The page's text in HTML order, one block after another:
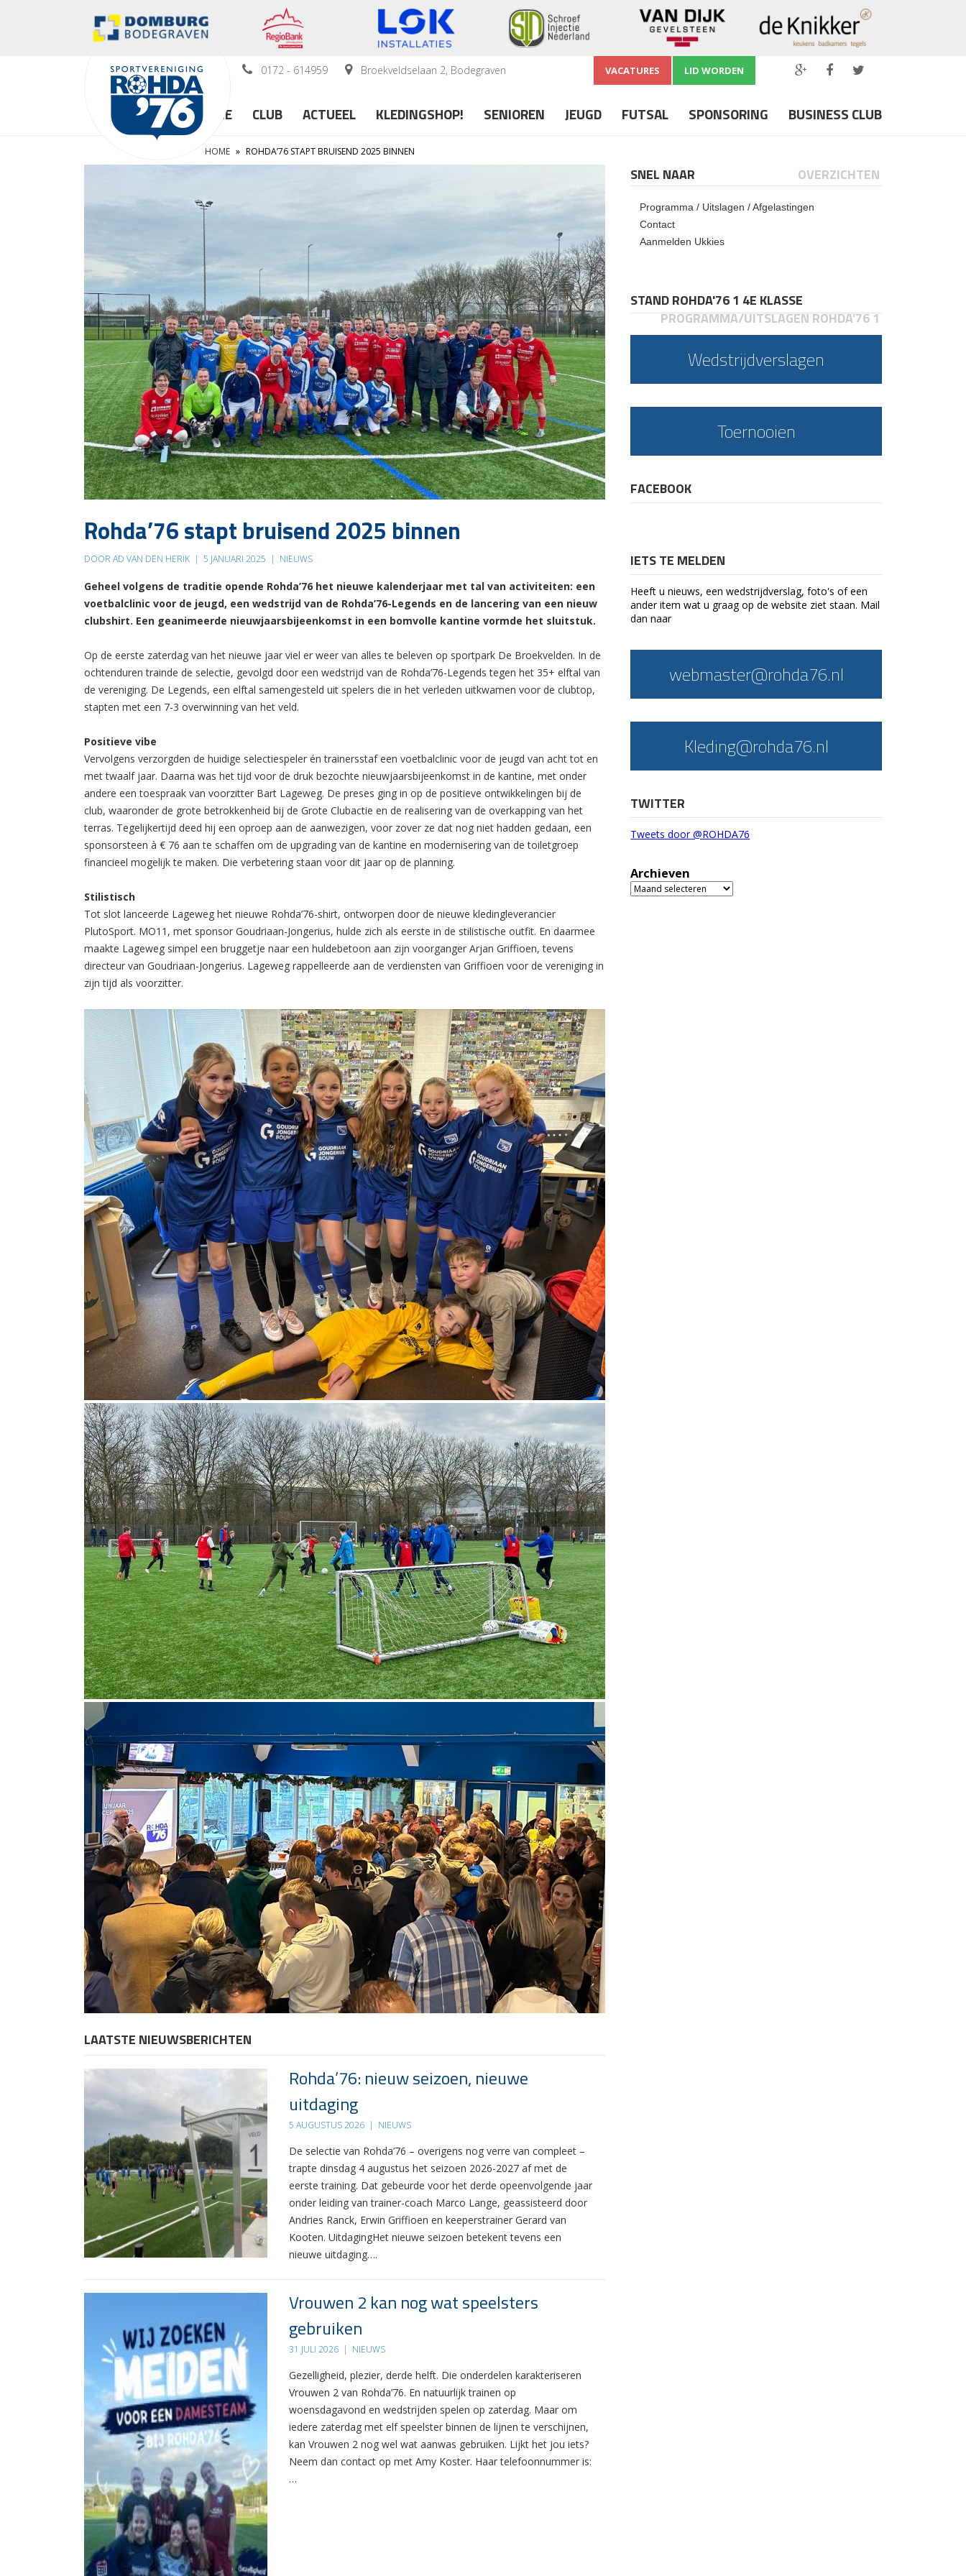
0172 - 614959 Broekveldselaan 2, Bodegraven VACATURES LID WORDEN
HOME CLUB ACTUEEL KLEDINGSHOP! SENIOREN JEUGD FUTSAL SPONSORING BUSINESS CLUB
HOME » ROHDA’76 STAPT BRUISEND 2025 BINNEN
Rohda’76 stapt bruisend 2025 binnen
DOOR AD VAN DEN HERIK | 5 JANUARI 2025 | NIEUWS
Geheel volgens de traditie opende Rohda’76 het nieuwe kalenderjaar met tal van activiteiten: een
voetbalclinic voor de jeugd, een wedstrijd van de Rohda’76-Legends en de lancering van een nieuw
clubshirt. Een geanimeerde nieuwjaarsbijeenkomst in een bomvolle kantine vormde het sluitstuk.
Op de eerste zaterdag van het nieuwe jaar viel er weer van alles te beleven op sportpark De Broekvelden. In de
ochtenduren trainde de selectie, gevolgd door een wedstrijd van de Rohda’76-Legends tegen het 35+ elftal van
de vereniging. De Legends, een elftal samengesteld uit spelers die in het verleden uitkwamen voor de clubtop,
stapten met een 7-3 overwinning van het veld.
Positieve vibe
Vervolgens verzorgden de huidige selectiespeler én trainersstaf een voetbalclinic voor de jeugd van acht tot en
met twaalf jaar. Daarna was het tijd voor de druk bezochte nieuwjaarsbijeenkomst in de kantine, met onder
andere een toespraak van voorzitter Bart Lageweg. De preses ging in op de positieve ontwikkelingen bij de
club, waaronder de grote betrokkenheid bij de Grote Clubactie en de realisering van de overkapping van het
terras. Tegelijkertijd deed hij een oproep aan de aanwezigen, voor zover ze dat nog niet hadden gedaan, een
sponsorsteen à € 76 aan te schaffen om de upgrading van de kantine en modernisering van de toiletgroep
financieel mogelijk te maken. Die verbetering staan voor dit jaar op de planning.
Stilistisch
Tot slot lanceerde Lageweg het nieuwe Rohda’76-shirt, ontworpen door de nieuwe kledingleverancier
PlutoSport. MO11, met sponsor Goudriaan-Jongerius, hulde zich als eerste in de stilistische outfit. En daarmee
maakte Lageweg simpel een bruggetje naar een huldebetoon aan zijn voorganger Arjan Griffioen, tevens
directeur van Goudriaan-Jongerius. Lageweg rappelleerde aan de verdiensten van Griffioen voor de vereniging in
zijn tijd als voorzitter.
LAATSTE NIEUWSBERICHTEN
Rohda’76: nieuw seizoen, nieuwe
uitdaging
5 AUGUSTUS 2026 | NIEUWS
De selectie van Rohda’76 – overigens nog verre van compleet –
trapte dinsdag 4 augustus het seizoen 2026-2027 af met de
eerste training. Dat gebeurde voor het derde opeenvolgende jaar
onder leiding van trainer-coach Marco Lange, geassisteerd door
Andries Ranck, Erwin Griffioen en keeperstrainer Gerard van
Kooten. UitdagingHet nieuwe seizoen betekent tevens een
nieuwe uitdaging….
Vrouwen 2 kan nog wat speelsters
gebruiken
31 JULI 2026 | NIEUWS
Gezelligheid, plezier, derde helft. Die onderdelen karakteriseren
Vrouwen 2 van Rohda’76. En natuurlijk trainen op
woensdagavond en wedstrijden spelen op zaterdag. Maar om
iedere zaterdag met elf speelster binnen de lijnen te verschijnen,
kan Vrouwen 2 nog wel wat aanwas gebruiken. Lijkt het jou iets?
Neem dan contact op met Amy Koster. Haar telefoonnummer is:
…
SNEL NAAR OVERZICHTEN
Programma / Uitslagen / Afgelastingen
Contact
Aanmelden Ukkies
STAND ROHDA'76 1 4E KLASSE
PROGRAMMA/UITSLAGEN ROHDA'76 1
Wedstrijdverslagen
Toernooien
FACEBOOK
IETS TE MELDEN
Heeft u nieuws, een wedstrijdverslag, foto's of een
ander item wat u graag op de website ziet staan. Mail
dan naar
webmaster@rohda76.nl
Kleding@rohda76.nl
TWITTER
Tweets door @ROHDA76
Archieven
Archieven